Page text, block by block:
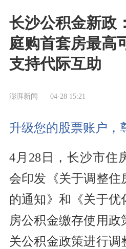
长沙公积金新政
庭购首套房最高
支持代际互助
澎湃新闻 04-28 15:21
升级您的股票账户，
4月28日，长沙市住
会印发《关于调整住
的通知》和《关于优
房公积金缴存使用政
关公积金政策进行调